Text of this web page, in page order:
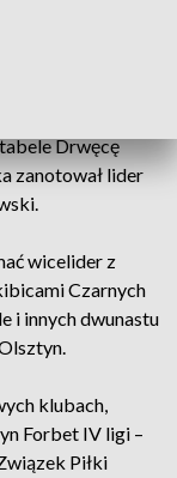
Drwęcę
zanotował lider
wicelider z
Czarnych
i innych dwunastu
klubach,
Forbet IV ligi –
Piłki